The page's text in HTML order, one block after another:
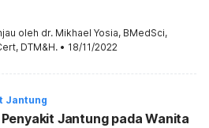
oleh dr. Mikhael Yosia, BMedSci,
DTM&H. • 18/11/2022
Jantung
Penyakit Jantung pada Wanita